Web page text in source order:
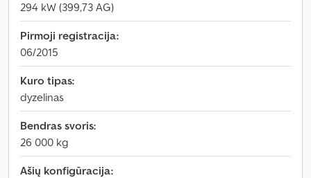
294 kW (399,73 AG)
Pirmoji registracija:
06/2015
Kuro tipas:
dyzelinas
Bendras svoris:
26 000 kg
Ašių konfigūracija: